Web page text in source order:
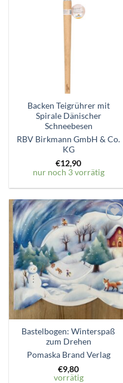
Wunschzettel
hinzufügen
Backen Teigrührer mit
Spirale Dänischer
Schneebesen
RBV Birkmann GmbH & Co.
KG
€12,90
nur noch 3 vorrätig
Zum
Wunschzettel
hinzufügen
Bastelbogen: Winterspaß
zum Drehen
Pomaska Brand Verlag
€9,80
vorrätig